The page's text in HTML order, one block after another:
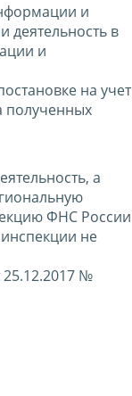
и
деятельность в
и
на учет
полученных
а
ФНС России
не
25.12.2017 №